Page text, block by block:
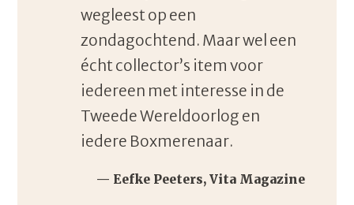
wegleest op een
zondagochtend. Maar wel een
écht collector’s item voor
iedereen met interesse in de
Tweede Wereldoorlog en
iedere Boxmerenaar.
Eefke Peeters, Vita Magazine